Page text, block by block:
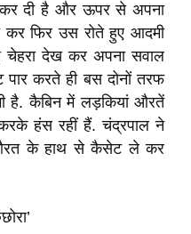
दी है और ऊपर से अपना
कर फिर उस रोते हुए आदमी
चेहरा देख कर अपना सवाल
पार करते ही बस दोनों तरफ
है. कैबिन में लड़कियां औरतें
हंस रहीं हैं. चंद्रपाल ने
औरत के हाथ से कैसेट ले कर